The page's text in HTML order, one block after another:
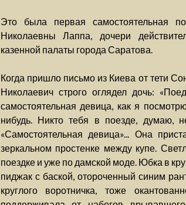
Это была первая самостоятельная
Николаевны Лаппа, дочери
казенной палаты города Саратова.
Когда пришло письмо из Киева от тети
Николаевич строго оглядел дочь:
самостоятельная девица, как я
нибудь. Никто тебя в поезде, думаю,
«Самостоятельная девица»... Она
зеркальном простенке между купе.
поездке и уже по дамской моде. Юбка в
пиджак с баской, отороченный синим
круглого воротничка, тоже